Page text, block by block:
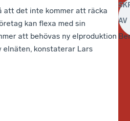
att det inte kommer att räcka
kan flexa med sin
att behövas ny elproduktion
elnäten, konstaterar Lars
AV